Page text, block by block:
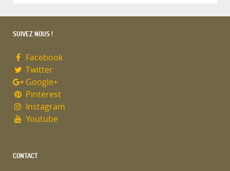
SUIVEZ NOUS !
Facebook
Twitter
Google+
Pinterest
Instagram
Youtube
CONTACT